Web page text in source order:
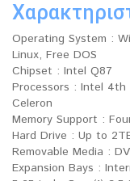
Operating System :
Linux, Free DOS
Chipset : Intel Q87
Processors : Intel 4th
Celeron
Memory Support :
Hard Drive : Up to
Removable Media :
Expansion Bays :